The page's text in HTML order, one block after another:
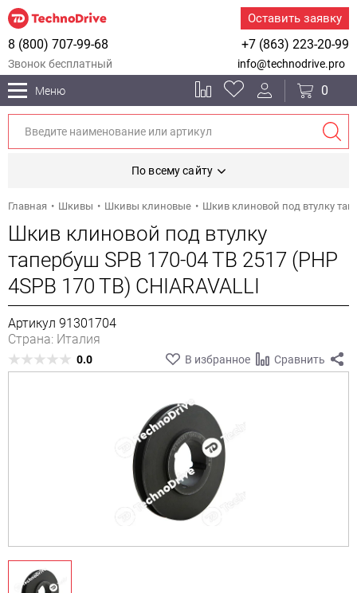
Оставить заявку
+7 (863) 223-20-99
8 (800) 707-99-68
Звонок бесплатный info@technodrive.pro
Меню 0
По всему сайту
Главная Шкивы Шкивы клиновые Шкив клиновой под втулку
Шкив клиновой под втулку
тапербуш SPB 170-04 TB 2517 (PHP
4SPB 170 TB) CHIARAVALLI
Артикул 91301704
Страна: Италия
0.0 В избранное Сравнить